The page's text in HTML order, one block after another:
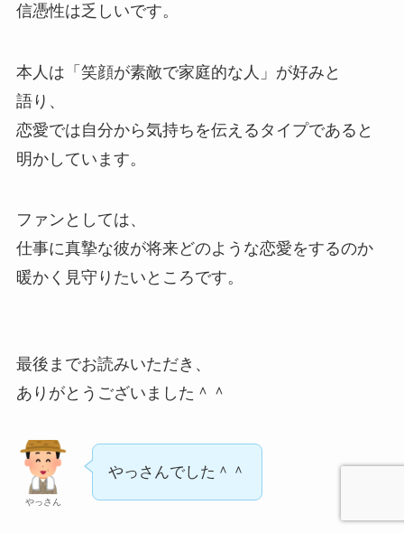
信憑性は乏しいです。
本人は「笑顔が素敵で家庭的な人」が好みと
語り、
恋愛では自分から気持ちを伝えるタイプであると
明かしています。
ファンとしては、
仕事に真摯な彼が将来どのような恋愛をするのか
暖かく見守りたいところです。
最後までお読みいただき、
ありがとうございました＾＾
やっさん
やっさんでした＾＾